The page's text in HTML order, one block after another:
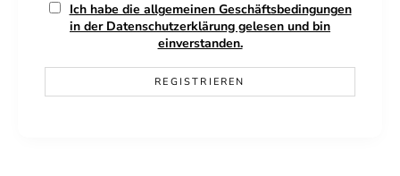
Ich habe die allgemeinen Geschäftsbedingungen
in der Datenschutzerklärung gelesen und bin
einverstanden.